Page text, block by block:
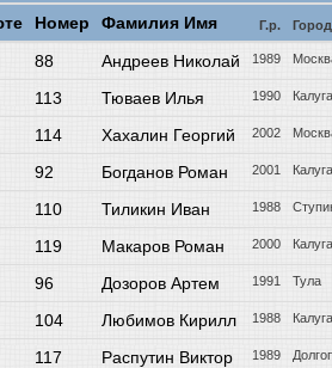
Номер Фамилия Имя Г.р. Город
88 Андреев Николай 1989
113 Тюваев Илья 1990 Калуга
114 Хахалин Георгий 2002
92 Богданов Роман 2001 Калуга
110 Тиликин Иван 1988
119 Макаров Роман 2000 Калуга
96 Дозоров Артем 1991 Тула
104 Любимов Кирилл 1988 Калуга
117 Распутин Виктор 1989